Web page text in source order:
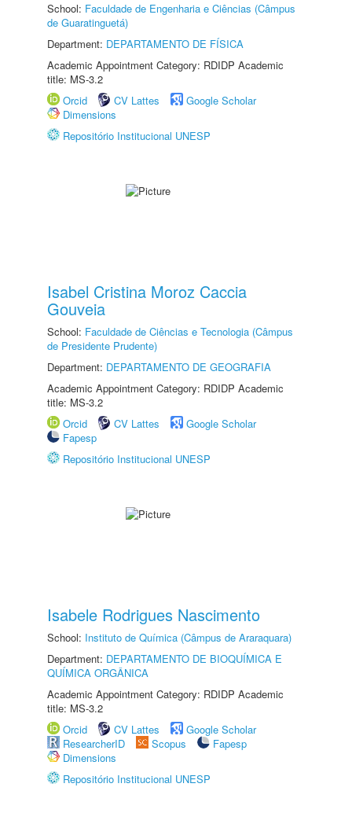
School: Faculdade de Engenharia e Ciências (Câmpus
de Guaratinguetá)
Department: DEPARTAMENTO DE FÍSICA
Academic Appointment Category: RDIDP Academic
title: MS-3.2
Orcid
CV Lattes
Google Scholar
Dimensions
Repositório Institucional UNESP
Isabel Cristina Moroz Caccia
Gouveia
School: Faculdade de Ciências e Tecnologia (Câmpus
de Presidente Prudente)
Department: DEPARTAMENTO DE GEOGRAFIA
Academic Appointment Category: RDIDP Academic
title: MS-3.2
Orcid
CV Lattes
Google Scholar
Fapesp
Repositório Institucional UNESP
Isabele Rodrigues Nascimento
School: Instituto de Química (Câmpus de Araraquara)
Department: DEPARTAMENTO DE BIOQUÍMICA E
QUÍMICA ORGÂNICA
Academic Appointment Category: RDIDP Academic
title: MS-3.2
Orcid
CV Lattes
Google Scholar
ResearcherID
Scopus
Fapesp
Dimensions
Repositório Institucional UNESP